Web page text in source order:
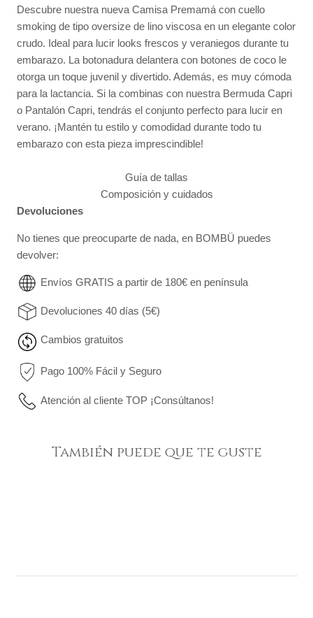
Descubre nuestra nueva Camisa Premamá con cuello
smoking de tipo oversize de lino viscosa en un elegante color
crudo. Ideal para lucir looks frescos y veraniegos durante tu
embarazo. La botonadura delantera con botones de coco le
otorga un toque juvenil y divertido. Además, es muy cómoda
para la lactancia. Si la combinas con nuestra Bermuda Capri
o Pantalón Capri, tendrás el conjunto perfecto para lucir en
verano. ¡Mantén tu estilo y comodidad durante todo tu
embarazo con esta pieza imprescindible!
Guía de tallas
Composición y cuidados
Devoluciones
No tienes que preocuparte de nada, en BOMBÜ puedes
devolver:
Envíos GRATIS a partir de 180€ en península
Devoluciones 40 días (5€)
Cambios gratuitos
Pago 100% Fácil y Seguro
Atención al cliente TOP ¡Consúltanos!
También puede que te guste